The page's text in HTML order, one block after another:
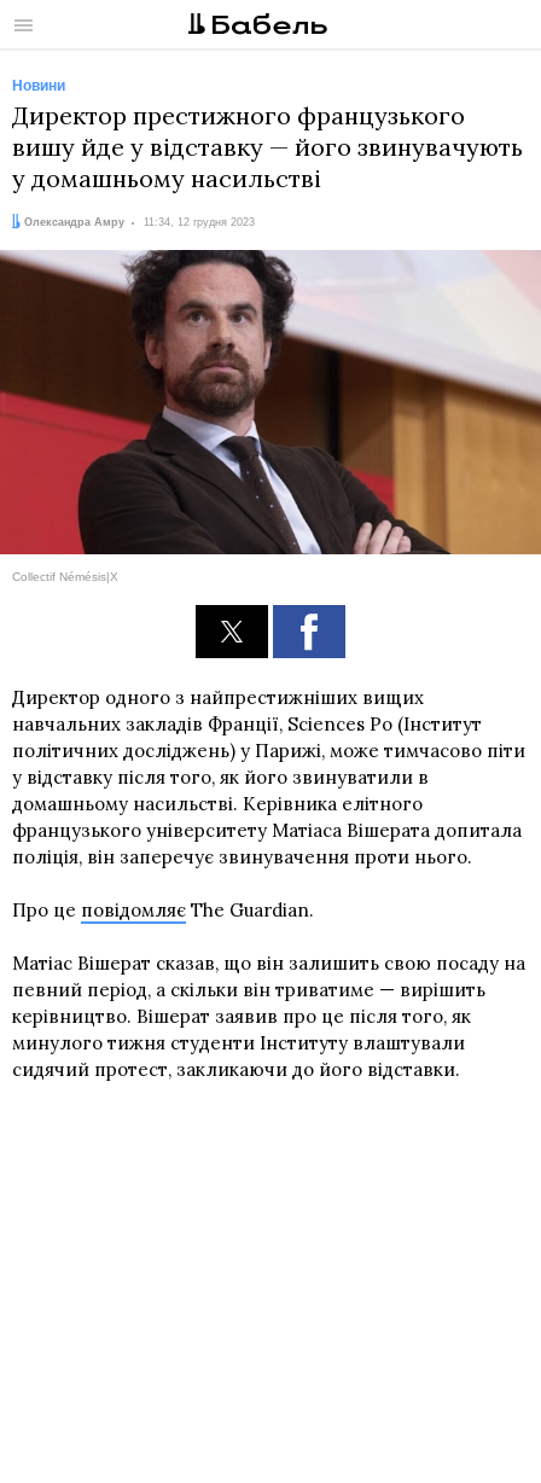
Меню
Новини
Директор престижного французького
вишу йде у відставку — його звинувачують
у домашньому насильстві
Автор:
Олександра Амру
Дата: 11:34, 12 грудня 2023
Сollectif Némésis|X
Директор одного з найпрестижніших вищих
навчальних закладів Франції, Sciences Po (Інститут
політичних досліджень) у Парижі, може тимчасово піти
у відставку після того, як його звинуватили в
домашньому насильстві. Керівника елітного
французького університету Матіаса Вішерата допитала
поліція, він заперечує звинувачення проти нього.
Про це повідомляє The Guardian.
Матіас Вішерат сказав, що він залишить свою посаду на
певний період, а скільки він триватиме — вирішить
керівництво. Вішерат заявив про це після того, як
минулого тижня студенти Інституту влаштували
сидячий протест, закликаючи до його відставки.